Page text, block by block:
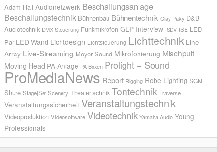
Adam Hall Audionetzwerk Beschallungsanlage
Beschallungstechnik Bühnenbau Bühnentechnik Clay Paky D&B
Audiotechnik DMX Steuerung Funkmikrofon GLP Interview ISDV ISE LED
Par LED Wand Lichtdesign Lichtsteuerung Lichttechnik Line
Array Live-Streaming Meyer Sound Mikrofonierung Mischpult
Moving Head PA Anlage PA Boxen Prolight + Sound
ProMediaNews Report Rigging Robe Lighting SGM
Shure Stage|Set|Scenery Theatertechnik Tontechnik Traverse
Veranstaltungssicherheit Veranstaltungstechnik
Videoproduktion Videosoftware Videotechnik Yamaha Audio Young
Professionals